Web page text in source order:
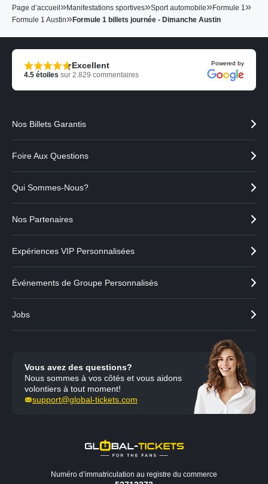
Page d’accueil »Manifestations sportives»Sport automobile»Formule 1»
Formule 1 Austin»Formule 1 billets journée - Dimanche Austin
Excellent
4.5 étoiles sur 2.829 commentaires
Powered by
Nos Billets Garantis
Foire Aux Questions
Qui Sommes-Nous?
Nos Partenaires
Expériences VIP Personnalisées
Événements de Groupe Personnalisés
Jobs
Vous avez des questions?
Nous sommes à vos côtés et vous aidons
volontiers à tout moment!
support@global-tickets.com
Numéro d’immatriculation au registre du commerce